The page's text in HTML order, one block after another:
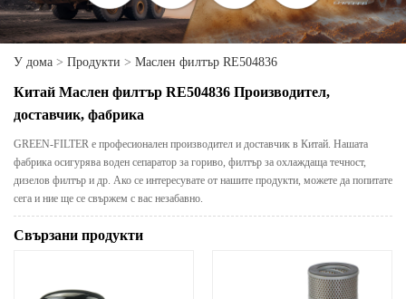
У дома > Продукти > Маслен филтър RE504836
Китай Маслен филтър RE504836 Производител,
доставчик, фабрика
GREEN-FILTER е професионален производител и доставчик в Китай. Нашата
фабрика осигурява воден сепаратор за гориво, филтър за охлаждаща течност,
дизелов филтър и др. Ако се интересувате от нашите продукти, можете да попитате
сега и ние ще се свържем с вас незабавно.
Свързани продукти